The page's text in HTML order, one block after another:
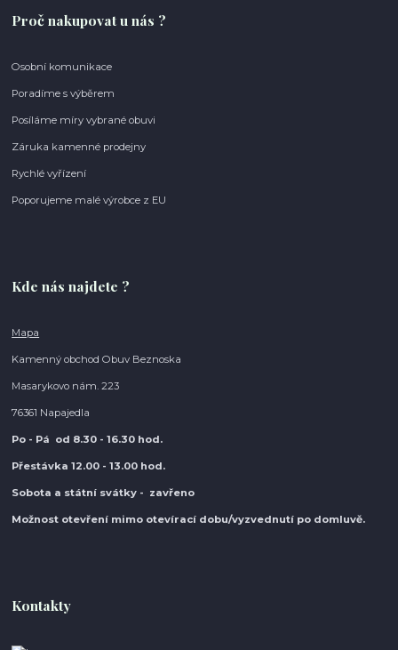
Proč nakupovat u nás ?
Osobní komunikace
Poradíme s výběrem
Posíláme míry vybrané obuvi
Záruka kamenné prodejny
Rychlé vyřízení
Poporujeme malé výrobce z EU
Kde nás najdete ?
Mapa
Kamenný obchod Obuv Beznoska
Masarykovo nám. 223
76361 Napajedla
Po - Pá od 8.30 - 16.30 hod.
Přestávka 12.00 - 13.00 hod.
Sobota a státní svátky - zavřeno
Možnost otevření mimo otevírací dobu/vyzvednutí po domluvě.
Kontakty